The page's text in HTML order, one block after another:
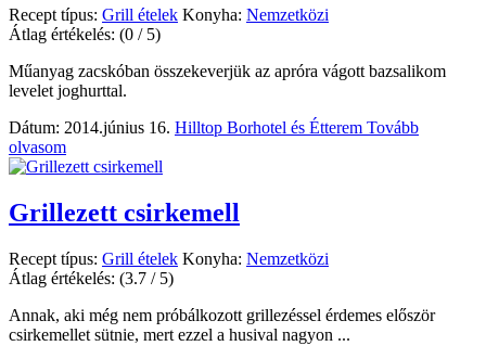
Recept típus: Grill ételek Konyha: Nemzetközi
Átlag értékelés: (0 / 5)
Műanyag zacskóban összekeverjük az apróra vágott bazsalikom
levelet joghurttal.
Dátum: 2014.június 16. Hilltop Borhotel és Étterem Tovább
olvasom
Grillezett csirkemell
Recept típus: Grill ételek Konyha: Nemzetközi
Átlag értékelés: (3.7 / 5)
Annak, aki még nem próbálkozott grillezéssel érdemes először
csirkemellet sütnie, mert ezzel a husival nagyon ...